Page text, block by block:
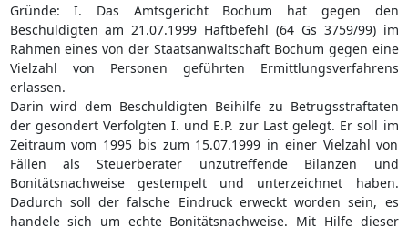
Gründe: I. Das Amtsgericht Bochum hat gegen den
Beschuldigten am 21.07.1999 Haftbefehl (64 Gs 3759/99) im
Rahmen eines von der Staatsanwaltschaft Bochum gegen eine
Vielzahl von Personen geführten Ermittlungsverfahrens
erlassen.
Darin wird dem Beschuldigten Beihilfe zu Betrugsstraftaten
der gesondert Verfolgten I. und E.P. zur Last gelegt. Er soll im
Zeitraum vom 1995 bis zum 15.07.1999 in einer Vielzahl von
Fällen als Steuerberater unzutreffende Bilanzen und
Bonitätsnachweise gestempelt und unterzeichnet haben.
Dadurch soll der falsche Eindruck erweckt worden sein, es
handele sich um echte Bonitätsnachweise. Mit Hilfe dieser